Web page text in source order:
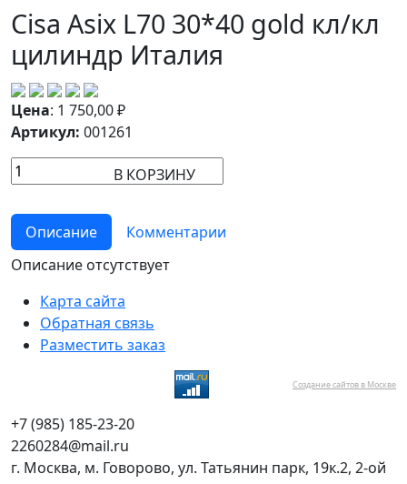
Cisa Asix L70 30*40 gold кл/кл
цилиндр Италия
Цена: 1 750,00₽
Артикул: 001261
В КОРЗИНУ
Описание
Комментарии
Описание отсутствует
Карта сайта
Обратная связь
Разместить заказ
Создание сайтов в Москве
+7 (985) 185-23-20
2260284@mail.ru
г. Москва, м. Говорово, ул. Татьянин парк, 19к.2, 2-ой